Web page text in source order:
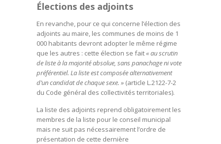
Élections des adjoints
En revanche, pour ce qui concerne l’élection des
adjoints au maire, les communes de moins de 1
000 habitants devront adopter le même régime
que les autres : cette élection se fait« au scrutin
de liste à la majorité absolue, sans panachage ni vote
préférentiel. La liste est composée alternativement
d’un candidat de chaque sexe. » (article L.2122-7-2
du Code général des collectivités territoriales).
La liste des adjoints reprend obligatoirement les
membres de la liste pour le conseil municipal
mais ne suit pas nécessairement l’ordre de
présentation de cette dernière